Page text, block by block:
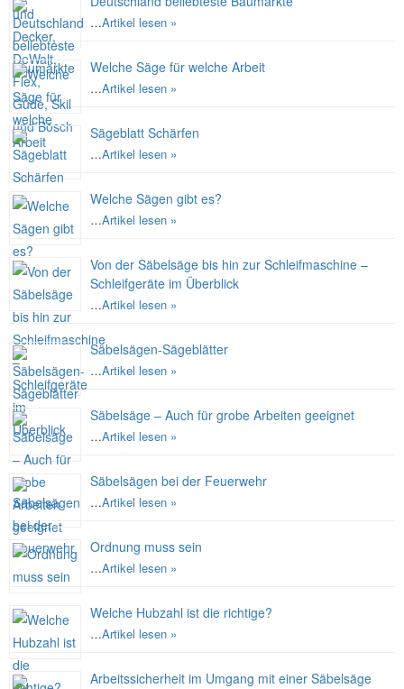
…Artikel lesen »
Welche Säge für welche Arbeit
…Artikel lesen »
Sägeblatt Schärfen
…Artikel lesen »
Welche Sägen gibt es?
…Artikel lesen »
Von der Säbelsäge bis hin zur Schleifmaschine –
Schleifgeräte im Überblick
…Artikel lesen »
Säbelsägen-Sägeblätter
…Artikel lesen »
Säbelsäge – Auch für grobe Arbeiten geeignet
…Artikel lesen »
Säbelsägen bei der Feuerwehr
…Artikel lesen »
Ordnung muss sein
…Artikel lesen »
Welche Hubzahl ist die richtige?
…Artikel lesen »
Arbeitssicherheit im Umgang mit einer Säbelsäge